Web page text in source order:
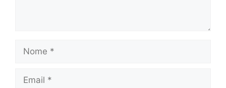
Nome
Email